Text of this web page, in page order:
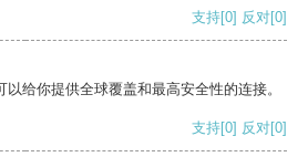
支持[0] 反对[0]
给你提供全球覆盖和最高安全性的连接。
支持[0] 反对[0]